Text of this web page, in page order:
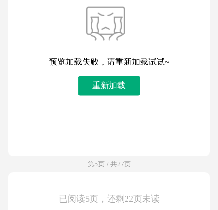
预览加载失败，请重新加载试试~
重新加载
第5页 / 共27页
已阅读5页，还剩22页未读